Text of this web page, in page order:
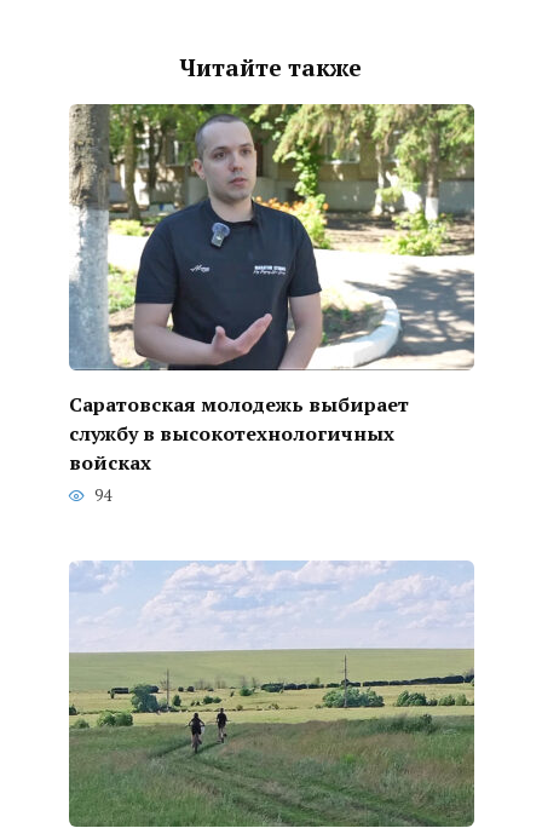
Читайте также
Саратовская молодежь выбирает
службу в высокотехнологичных
войсках
94